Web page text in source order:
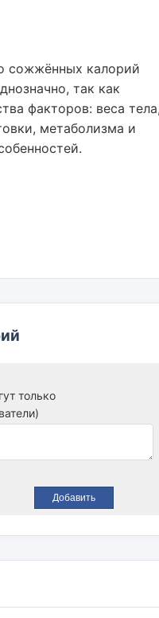
сожжённых калорий
так как
факторов: веса
метаболизма и
только